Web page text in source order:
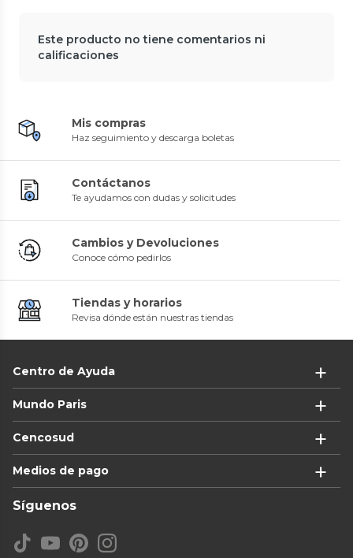
Este producto no tiene comentarios ni
calificaciones
Mis compras
Haz seguimiento y descarga boletas
Contáctanos
Te ayudamos con dudas y solicitudes
Cambios y Devoluciones
Conoce cómo pedirlos
Tiendas y horarios
Revisa dónde están nuestras tiendas
Centro de Ayuda
Mundo Paris
Cencosud
Medios de pago
Síguenos